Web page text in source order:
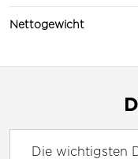
Nettogewicht
Die wichtigsten